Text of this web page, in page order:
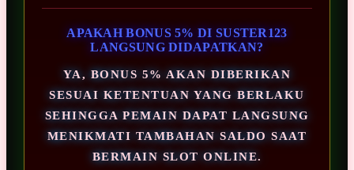
APAKAH BONUS 5% DI SUSTER123
LANGSUNG DIDAPATKAN?
YA, BONUS 5% AKAN DIBERIKAN
SESUAI KETENTUAN YANG BERLAKU
SEHINGGA PEMAIN DAPAT LANGSUNG
MENIKMATI TAMBAHAN SALDO SAAT
BERMAIN SLOT ONLINE.